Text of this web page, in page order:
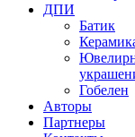
ДПИ
Батик
Гобелен
Авторы
Партнеры